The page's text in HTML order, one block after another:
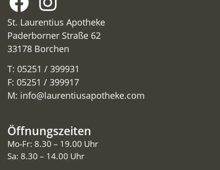
St. Laurentius Apotheke
Paderborner Straße 62
33178 Borchen
T: 05251 / 399931
F: 05251 / 399917
M: info@laurentiusapotheke.com
Öffnungszeiten
Mo-Fr: 8.30 – 19.00 Uhr
Sa: 8.30 – 14.00 Uhr